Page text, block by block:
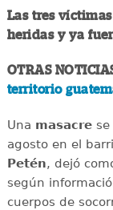
Las tres
heridas y ya
OTRAS
territorio
Una masacrese
agosto en el
Petén, dejó
según
cuerpos de